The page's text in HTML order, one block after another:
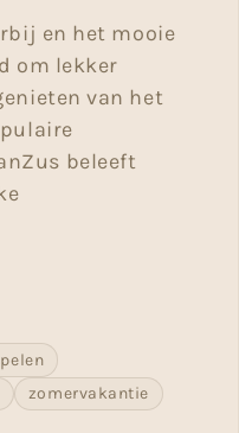
en het mooie
om lekker
van het
beleeft
zomervakantie